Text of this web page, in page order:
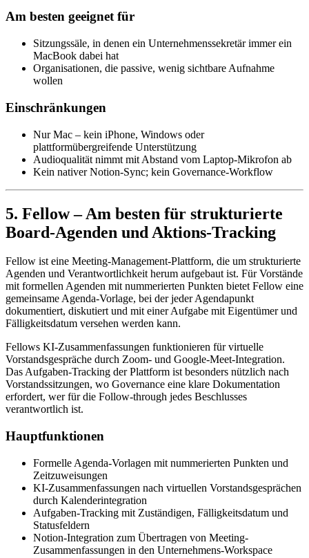
Am besten geeignet für
Sitzungssäle, in denen ein Unternehmenssekretär immer ein
MacBook dabei hat
Organisationen, die passive, wenig sichtbare Aufnahme
wollen
Einschränkungen
Nur Mac – kein iPhone, Windows oder
plattformübergreifende Unterstützung
Audioqualität nimmt mit Abstand vom Laptop-Mikrofon ab
Kein nativer Notion-Sync; kein Governance-Workflow
5. Fellow – Am besten für strukturierte
Board-Agenden und Aktions-Tracking
Fellow ist eine Meeting-Management-Plattform, die um strukturierte
Agenden und Verantwortlichkeit herum aufgebaut ist. Für Vorstände
mit formellen Agenden mit nummerierten Punkten bietet Fellow eine
gemeinsame Agenda-Vorlage, bei der jeder Agendapunkt
dokumentiert, diskutiert und mit einer Aufgabe mit Eigentümer und
Fälligkeitsdatum versehen werden kann.
Fellows KI-Zusammenfassungen funktionieren für virtuelle
Vorstandsgespräche durch Zoom- und Google-Meet-Integration.
Das Aufgaben-Tracking der Plattform ist besonders nützlich nach
Vorstandssitzungen, wo Governance eine klare Dokumentation
erfordert, wer für die Follow-through jedes Beschlusses
verantwortlich ist.
Hauptfunktionen
Formelle Agenda-Vorlagen mit nummerierten Punkten und
Zeitzuweisungen
KI-Zusammenfassungen nach virtuellen Vorstandsgesprächen
durch Kalenderintegration
Aufgaben-Tracking mit Zuständigen, Fälligkeitsdatum und
Statusfeldern
Notion-Integration zum Übertragen von Meeting-
Zusammenfassungen in den Unternehmens-Workspace